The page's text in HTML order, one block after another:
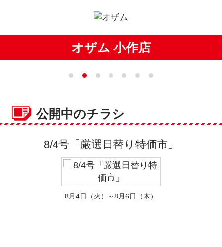
オザム 小作店
公開中のチラシ
8/4号「厳選日替り特価市」
8月4日（火）～8月6日（木）